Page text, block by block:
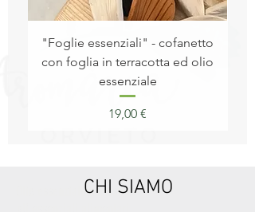
"Foglie essenziali" - cofanetto
con foglia in terracotta ed olio
essenziale
Prezzo
19,00 €
Olio essenziale purissimo
CHI SIAMO